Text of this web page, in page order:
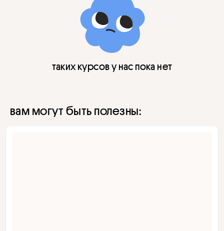
таких курсов у нас пока нет
вам могут быть полезны: